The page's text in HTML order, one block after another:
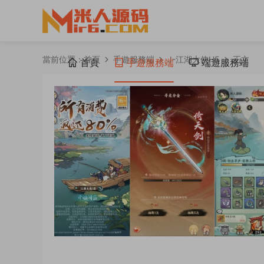
首頁 手遊服務端 端遊服務端
當前位置：首頁 手遊服務端 J-江湖大俠H5 正文